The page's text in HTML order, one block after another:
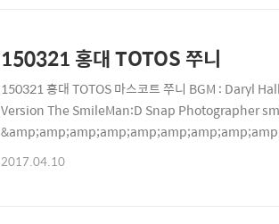
150321 홍대 TOTOS 쭈니
150321 홍대 TOTOS 마스코트 쭈니 BGM : Daryl
Version The SmileMan:D Snap Photographer
2017.04.10